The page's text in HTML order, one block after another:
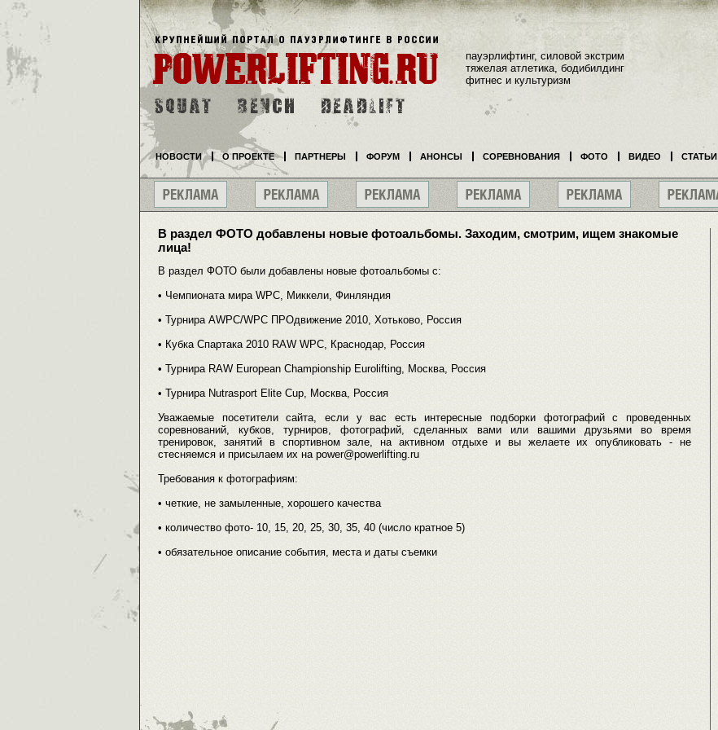
В раздел ФОТО добавлены новые фотоальбомы. Заходим, смотрим, ищем знакомые
лица!
В раздел ФОТО были добавлены новые фотоальбомы с:
• Чемпионата мира WPC, Миккели, Финляндия
• Турнира AWPC/WPC ПРОдвижение 2010, Хотьково, Россия
• Кубка Спартака 2010 RAW WPC, Краснодар, Россия
• Турнира RAW European Championship Eurolifting, Москва, Россия
• Турнира Nutrasport Elite Cup, Москва, Россия
Уважаемые посетители сайта, если у вас есть интересные подборки фотографий с проведенных
соревнований, кубков, турниров, фотографий, сделанных вами или вашими друзьями во время
тренировок, занятий в спортивном зале, на активном отдыхе и вы желаете их опубликовать - не
стесняемся и присылаем их на power@powerlifting.ru
Требования к фотографиям:
• четкие, не замыленные, хорошего качества
• количество фото- 10, 15, 20, 25, 30, 35, 40 (число кратное 5)
• обязательное описание события, места и даты съемки
пауэрлифтинг, силовой экстрим
тяжелая атлетика, бодибилдинг
фитнес и культуризм
НОВОСТИ О ПРОЕКТЕ ПАРТНЕРЫ ФОРУМ АНОНСЫ СОРЕВНОВАНИЯ ФОТО ВИДЕО СТАТЬИ